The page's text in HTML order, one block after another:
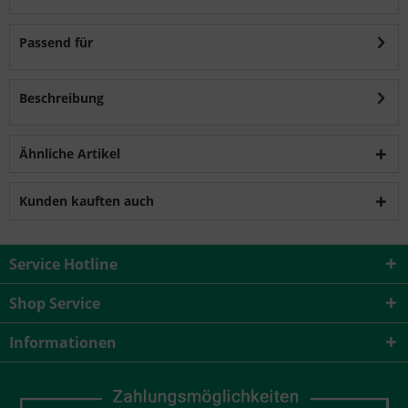
Passend für
Beschreibung
Ähnliche Artikel
Kunden kauften auch
Service Hotline
Shop Service
Informationen